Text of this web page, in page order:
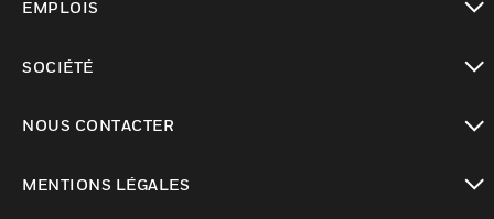
EMPLOIS
SOCIÉTÉ
NOUS CONTACTER
MENTIONS LÉGALES